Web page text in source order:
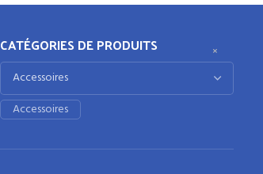
CATÉGORIES DE PRODUITS ×
Accessoires